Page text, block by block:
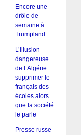
Encore une
drôle de
semaine à
Trumpland
L’illusion
dangereuse
de l’Algérie :
supprimer le
français des
écoles alors
que la société
le parle
Presse russe